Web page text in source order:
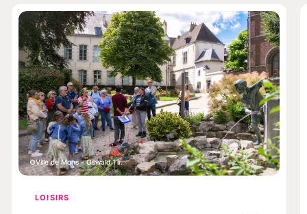
Ville de Mons - Oswald Tlr.
LOISIRS